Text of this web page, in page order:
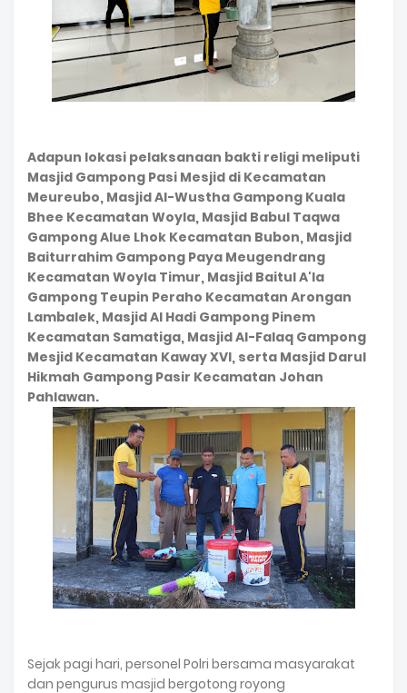
Adapun lokasi pelaksanaan bakti religi meliputi
Masjid Gampong Pasi Mesjid di Kecamatan
Meureubo, Masjid Al-Wustha Gampong Kuala
Bhee Kecamatan Woyla, Masjid Babul Taqwa
Gampong Alue Lhok Kecamatan Bubon, Masjid
Baiturrahim Gampong Paya Meugendrang
Kecamatan Woyla Timur, Masjid Baitul A'la
Gampong Teupin Peraho Kecamatan Arongan
Lambalek, Masjid Al Hadi Gampong Pinem
Kecamatan Samatiga, Masjid Al-Falaq Gampong
Mesjid Kecamatan Kaway XVI, serta Masjid Darul
Hikmah Gampong Pasir Kecamatan Johan
Pahlawan.
Sejak pagi hari, personel Polri bersama masyarakat
dan pengurus masjid bergotong royong